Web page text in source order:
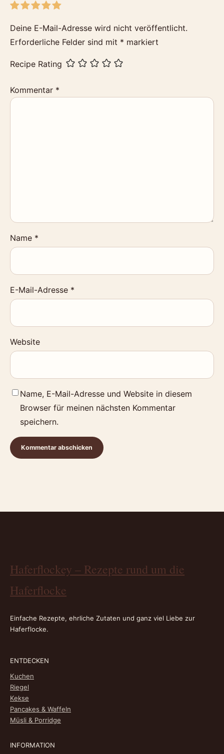
Deine E-Mail-Adresse wird nicht veröffentlicht.
Erforderliche Felder sind mit * markiert
Recipe Rating
Kommentar *
Name *
E-Mail-Adresse *
Website
Name, E-Mail-Adresse und Website in diesem
Browser für meinen nächsten Kommentar
speichern.
Haferflockey – Rezepte rund um die
Haferflocke
Einfache Rezepte, ehrliche Zutaten und ganz viel Liebe zur
Haferflocke.
ENTDECKEN
Kuchen
Riegel
Kekse
Pancakes & Waffeln
Müsli & Porridge
INFORMATION